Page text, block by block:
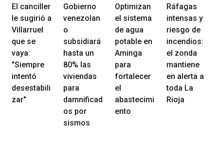
El canciller
le sugirió a
Villarruel
que se
vaya:
"Siempre
intentó
desestabili
zar"
Gobierno
venezolan
o
subsidiará
hasta un
80% las
viviendas
para
damnificad
os por
sismos
Optimizan
el sistema
de agua
potable en
Aminga
para
fortalecer
el
abastecimi
ento
Ráfagas
intensas y
riesgo de
incendios:
el zonda
mantiene
en alerta a
toda La
Rioja